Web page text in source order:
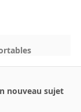
nouveau sujet